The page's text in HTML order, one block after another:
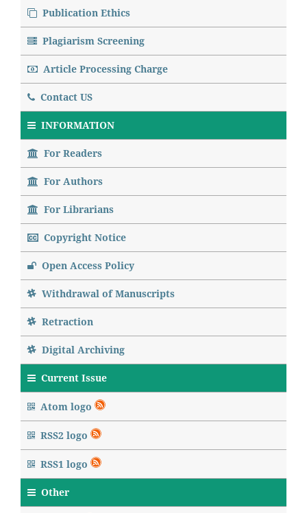
Publication Ethics
Plagiarism Screening
Article Processing Charge
Contact US
INFORMATION
For Readers
For Authors
For Librarians
Copyright Notice
Open Access Policy
Withdrawal of Manuscripts
Retraction
Digital Archiving
Current Issue
Atom logo
RSS2 logo
RSS1 logo
Other